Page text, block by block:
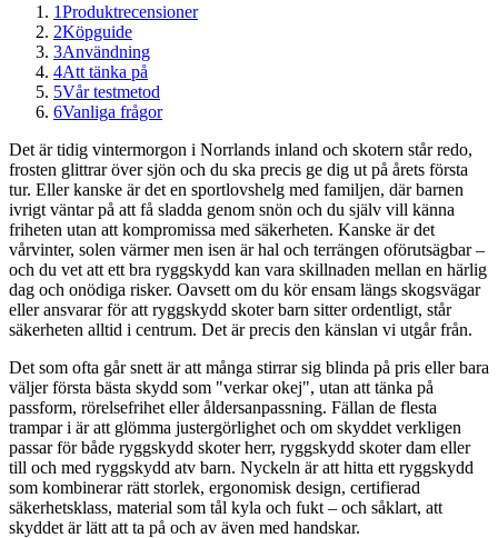
1Produktrecensioner
2Köpguide
3Användning
4Att tänka på
5Vår testmetod
6Vanliga frågor
Det är tidig vintermorgon i Norrlands inland och skotern står redo,
frosten glittrar över sjön och du ska precis ge dig ut på årets första
tur. Eller kanske är det en sportlovshelg med familjen, där barnen
ivrigt väntar på att få sladda genom snön och du själv vill känna
friheten utan att kompromissa med säkerheten. Kanske är det
vårvinter, solen värmer men isen är hal och terrängen oförutsägbar –
och du vet att ett bra ryggskydd kan vara skillnaden mellan en härlig
dag och onödiga risker. Oavsett om du kör ensam längs skogsvägar
eller ansvarar för att ryggskydd skoter barn sitter ordentligt, står
säkerheten alltid i centrum. Det är precis den känslan vi utgår från.
Det som ofta går snett är att många stirrar sig blinda på pris eller bara
väljer första bästa skydd som "verkar okej", utan att tänka på
passform, rörelsefrihet eller åldersanpassning. Fällan de flesta
trampar i är att glömma justergörlighet och om skyddet verkligen
passar för både ryggskydd skoter herr, ryggskydd skoter dam eller
till och med ryggskydd atv barn. Nyckeln är att hitta ett ryggskydd
som kombinerar rätt storlek, ergonomisk design, certifierad
säkerhetsklass, material som tål kyla och fukt – och såklart, att
skyddet är lätt att ta på och av även med handskar.